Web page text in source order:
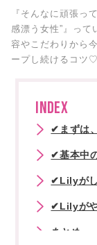
『そんなに頑張っ
感漂う女性”』っ
容やこだわりから
ープし続けるコツ
INDEX
✔まずは
✔基本中
✔Lilyが
✔Lilyがや
まとめ